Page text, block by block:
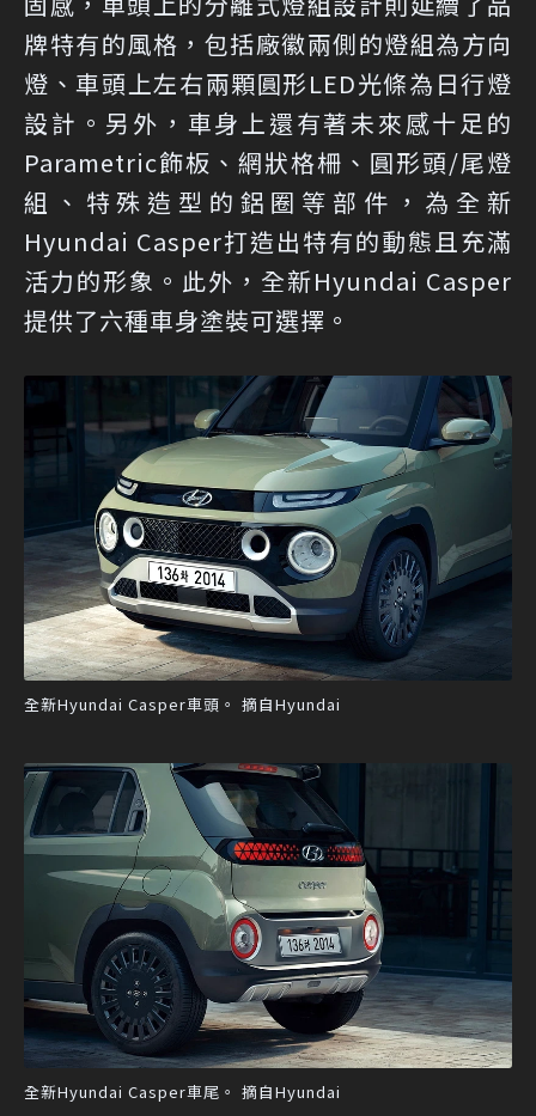
牌特有的風格，包括廠徽兩側的燈組為方向
燈、車頭上左右兩顆圓形LED光條為日行燈
設計。另外，車身上還有著未來感十足的
Parametric飾板、網狀格柵、圓形頭/尾燈
組、特殊造型的鋁圈等部件，為全新
Hyundai Casper打造出特有的動態且充滿
活力的形象。此外，全新Hyundai Casper
提供了六種車身塗裝可選擇。
全新Hyundai Casper車頭。 摘自Hyundai
全新Hyundai Casper車尾。 摘自Hyundai